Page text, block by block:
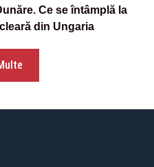
Ce se întâmplă la
din Ungaria